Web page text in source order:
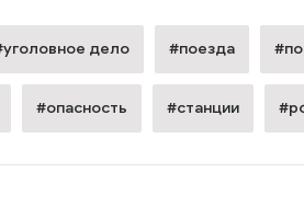
дело #поезда
#опасность #станции